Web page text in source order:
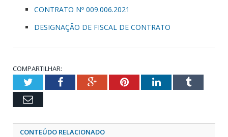
CONTRATO Nº 009.006.2021
DESIGNAÇÃO DE FISCAL DE CONTRATO
COMPARTILHAR:
TwitterFacebookGoogle+PinterestLinkedInTumblr
Email
CONTEÚDO RELACIONADO